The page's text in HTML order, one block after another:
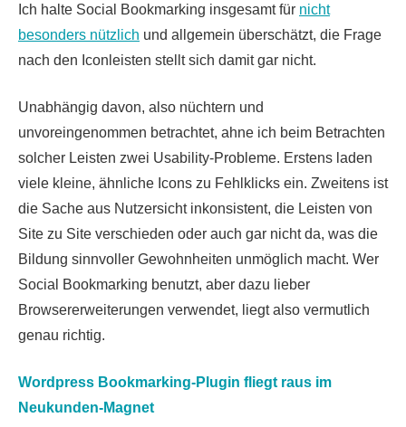
Ich halte Social Bookmarking insgesamt für nicht
besonders nützlich und allgemein überschätzt, die Frage
nach den Iconleisten stellt sich damit gar nicht.
Unabhängig davon, also nüchtern und
unvoreingenommen betrachtet, ahne ich beim Betrachten
solcher Leisten zwei Usability-Probleme. Erstens laden
viele kleine, ähnliche Icons zu Fehlklicks ein. Zweitens ist
die Sache aus Nutzersicht inkonsistent, die Leisten von
Site zu Site verschieden oder auch gar nicht da, was die
Bildung sinnvoller Gewohnheiten unmöglich macht. Wer
Social Bookmarking benutzt, aber dazu lieber
Browsererweiterungen verwendet, liegt also vermutlich
genau richtig.
Wordpress Bookmarking-Plugin fliegt raus im
Neukunden-Magnet